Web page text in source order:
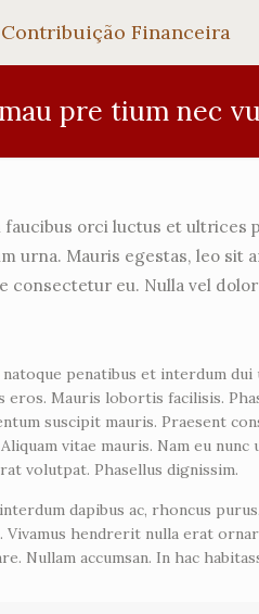
Contribuição Financeira
pre tium nec
orci luctus et ultrices
urna. Mauris egestas, leo sit
consectetur eu. Nulla vel
natoque penatibus et interdum
eros. Mauris lobortis facilisis.
suscipit mauris. Praesent
vitae mauris. Nam eu
volutpat. Phasellus dignissim.
dapibus ac, rhoncus
Vivamus hendrerit nulla erat
Nullam accumsan. In hac